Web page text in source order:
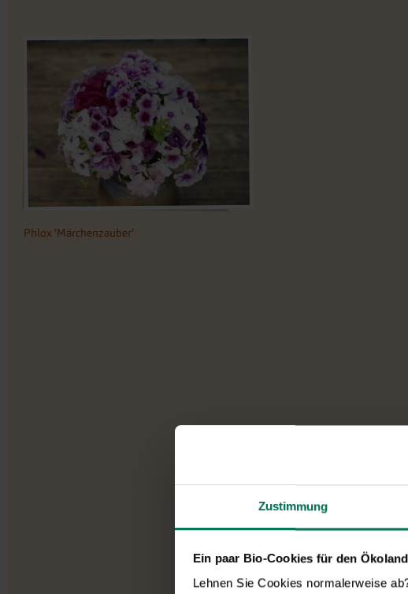
Zustimmung
Ein paar Bio-Cookies für den
Lehnen Sie Cookies normalerweise
Phlox 'Märchenzauber'